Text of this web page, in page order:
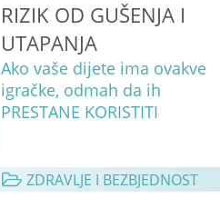
RIZIK OD GUŠENJA I
UTAPANJA
Ako vaše dijete ima ovakve
igračke, odmah da ih
PRESTANE KORISTITI
ZDRAVLJE I BEZBJEDNOST